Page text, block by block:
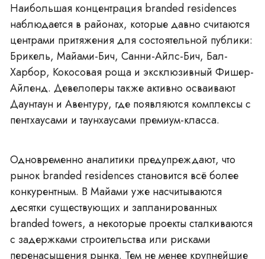
Наибольшая концентрация branded residences
наблюдается в районах, которые давно считаются
центрами притяжения для состоятельной публики:
Брикель, Майами-Бич, Санни-Айлс-Бич, Бал-
Харбор, Кокосовая роща и эксклюзивный Фишер-
Айленд. Девелоперы также активно осваивают
Даунтаун и Авентуру, где появляются комплексы с
пентхаусами и таунхаусами премиум-класса.
Одновременно аналитики предупреждают, что
рынок branded residences становится всё более
конкурентным. В Майами уже насчитываются
десятки существующих и запланированных
branded towers, а некоторые проекты сталкиваются
с задержками строительства или рисками
перенасыщения рынка. Тем не менее крупнейшие